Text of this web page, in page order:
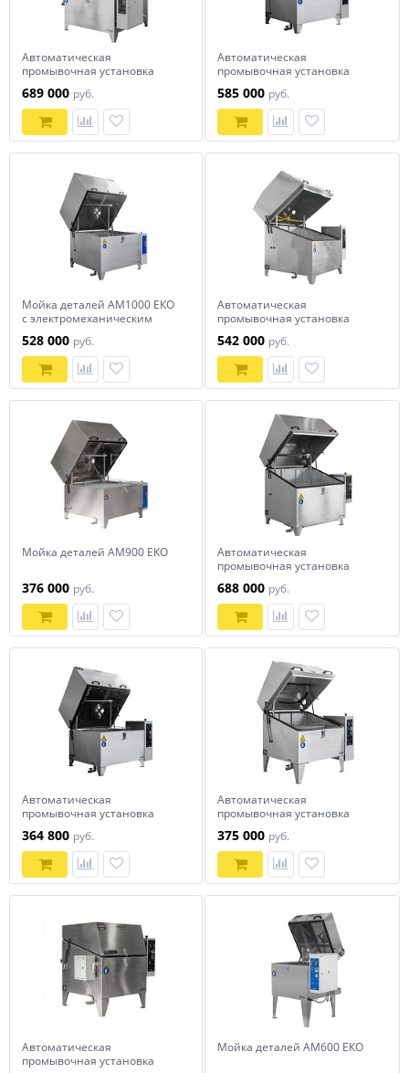
Автоматическая
промывочная установка
689 000 руб.
Автоматическая
промывочная установка
585 000 руб.
Мойка деталей АМ1000 ЕКО
с электромеханическим
528 000 руб.
Автоматическая
промывочная установка
542 000 руб.
Мойка деталей АМ900 ЕКО
376 000 руб.
Автоматическая
промывочная установка
688 000 руб.
Автоматическая
промывочная установка
364 800 руб.
Автоматическая
промывочная установка
375 000 руб.
Автоматическая
промывочная установка
Мойка деталей АМ600 ЕКО